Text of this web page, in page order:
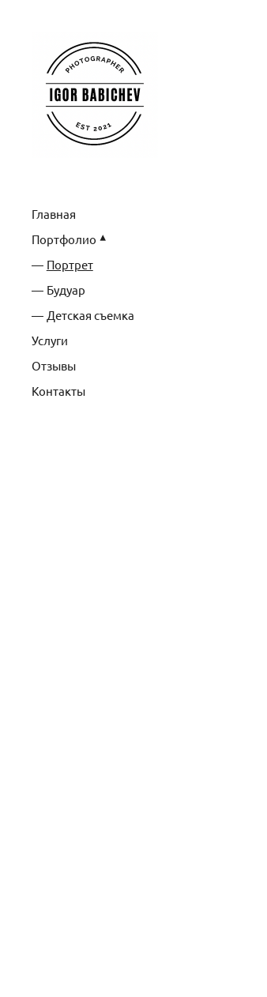
Главная
Портфолио
Портрет
Будуар
Детская съемка
Услуги
Отзывы
Контакты